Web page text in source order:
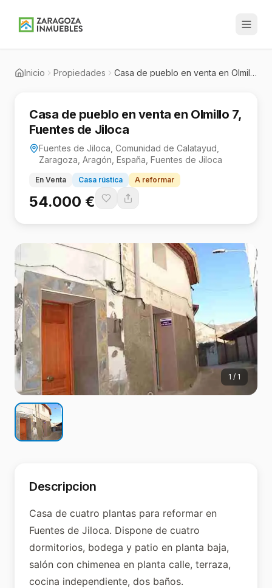
Inicio Propiedades Casa de pueblo en venta en Olmillo 7, Fuentes de Jiloca
Casa de pueblo en venta en Olmillo 7,
Fuentes de Jiloca
Fuentes de Jiloca, Comunidad de Calatayud,
Zaragoza, Aragón, España, Fuentes de Jiloca
En Venta Casa rústica A reformar
54.000 €
1 / 1
Descripcion
Casa de cuatro plantas para reformar en
Fuentes de Jiloca. Dispone de cuatro
dormitorios, bodega y patio en planta baja,
salón con chimenea en planta calle, terraza,
cocina independiente, dos baños.